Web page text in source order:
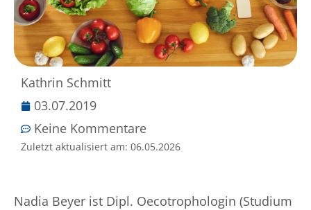
Kathrin Schmitt
03.07.2019
Keine Kommentare
Zuletzt aktualisiert am: 06.05.2026
Nadia Beyer ist Dipl. Oecotrophologin (Studium